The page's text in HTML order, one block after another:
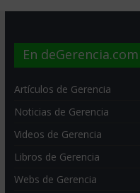
En deGerencia.com
Artículos de Gerencia
Noticias de Gerencia
Videos de Gerencia
Libros de Gerencia
Webs de Gerencia